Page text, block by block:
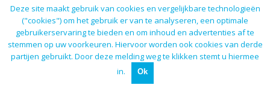
Email: info@autocarsaliba.nl
Deze site maakt gebruik van cookies en vergelijkbare technologieën
("cookies") om het gebruik er van te analyseren, een optimale
gebruikerservaring te bieden en om inhoud en advertenties af te
stemmen op uw voorkeuren. Hiervoor worden ook cookies van derde
partijen gebruikt. Door deze melding weg te klikken stemt u hiermee
in.
Ok